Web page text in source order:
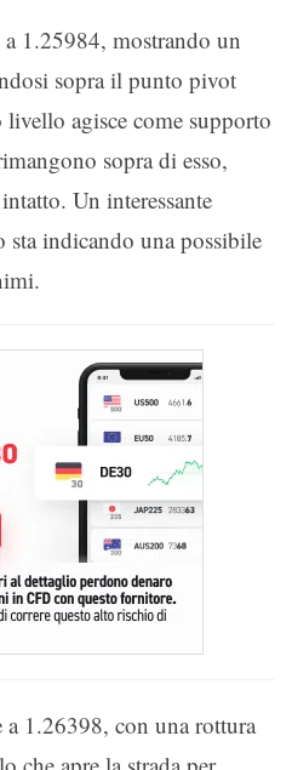
1.25984, mostrando un
sopra il punto pivot
agisce come supporto
sopra di esso,
Un interessante
indicando una possibile
a 1.26398, con una rottura